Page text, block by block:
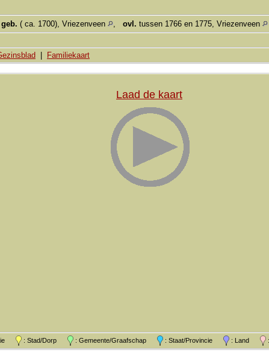
geb. ( ca. 1700), Vriezenveen , ovl. tussen 1766 en 1775, Vriezenveen
Familiekaart
Laad de kaart
: Stad/Dorp : Gemeente/Graafschap : Staat/Provincie : Land